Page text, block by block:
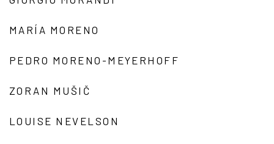
MARÍA MORENO
PEDRO MORENO-MEYERHOFF
ZORAN MUŠIČ
LOUISE NEVELSON